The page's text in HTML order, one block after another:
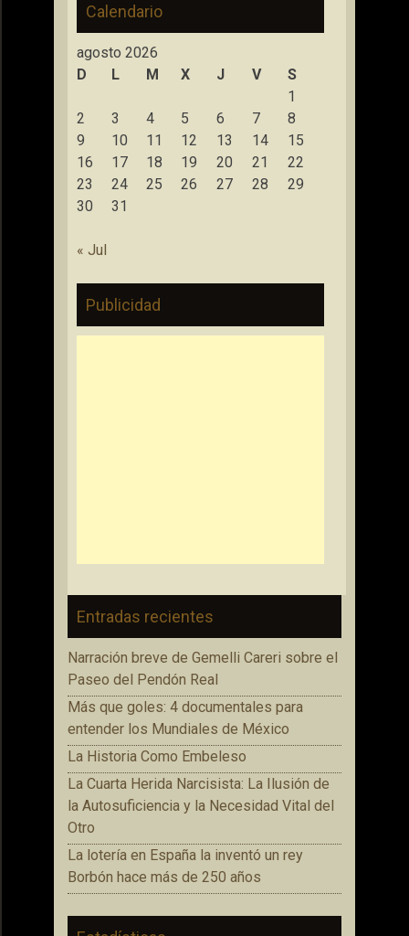
Calendario
agosto 2026
D
L M X J V
S
1
2
3 4 5 6 7
8
9
10 11 12 13 14
15
16
17 18 19 20 21
22
23
24 25 26 27 28
29
30
31
« Jul
Publicidad
Entradas recientes
Narración breve de Gemelli Careri sobre el
Paseo del Pendón Real
Más que goles: 4 documentales para
entender los Mundiales de México
La Historia Como Embeleso
La Cuarta Herida Narcisista: La Ilusión de
la Autosuficiencia y la Necesidad Vital del
Otro
La lotería en España la inventó un rey
Borbón hace más de 250 años